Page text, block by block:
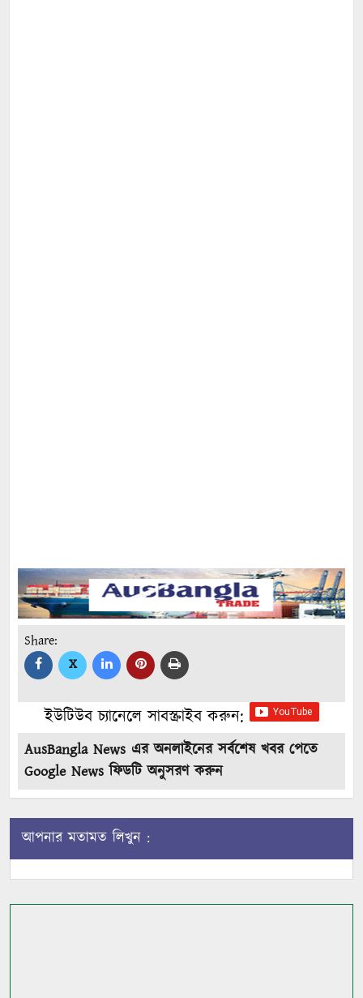
Share:
X
ইউটিউব চ্যানেলে সাবস্ক্রাইব করুন:
AusBangla News এর অনলাইনের সর্বশেষ খবর পেতে
Google News ফিডটি অনুসরণ করুন
আপনার মতামত লিখুন :